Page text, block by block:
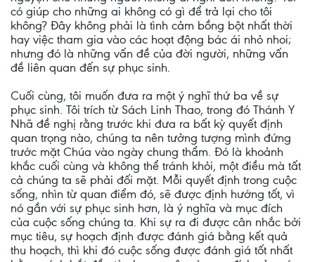
có giúp cho những ai không có gì để trả lại cho tôi
không? Đây không phải là tình cảm bồng bột nhất thời
hay việc tham gia vào các hoạt động bác ái nhỏ nhoi;
nhưng đó là những vấn đề của đời người, những vấn
đề liên quan đến sự phục sinh.
Cuối cùng, tôi muốn đưa ra một ý nghĩ thứ ba về sự
phục sinh. Tôi trích từ Sách Linh Thao, trong đó Thánh Y
Nhã đề nghị rằng trước khi đưa ra bất kỳ quyết định
quan trọng nào, chúng ta nên tưởng tượng mình đứng
trước mặt Chúa vào ngày chung thẩm. Đó là khoảnh
khắc cuối cùng và không thể tránh khỏi, một điều mà tất
cả chúng ta sẽ phải đối mặt. Mỗi quyết định trong cuộc
sống, nhìn từ quan điểm đó, sẽ được định hướng tốt, vì
nó gần với sự phục sinh hơn, là ý nghĩa và mục đích
của cuộc sống chúng ta. Khi sự ra đi được cân nhắc bởi
mục tiêu, sự hoạch định được đánh giá bằng kết quả
thu hoạch, thì khi đó cuộc sống được đánh giá tốt nhất